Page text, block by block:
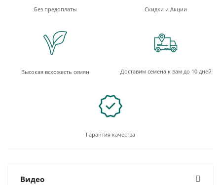
Без предоплаты Скидки и Акции
Высокая всхожесть семян Доставим семена к вам до 10 дней
Гарантия качества
Видео